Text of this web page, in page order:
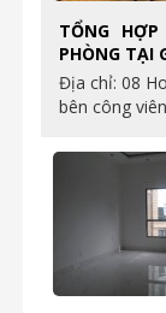
TỔNG
PHÒNG TẠI
Địa chỉ: 08
bên công